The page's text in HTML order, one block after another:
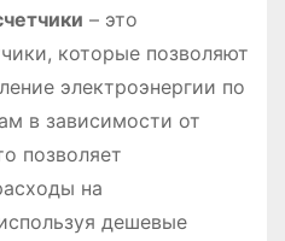
– это
которые позволяют
электроэнергии по
в зависимости от
позволяет
на
дешевые